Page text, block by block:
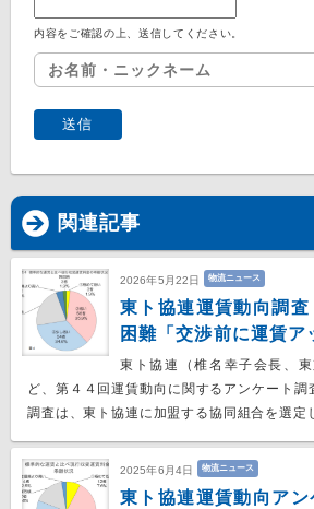
内容をご確認の上、送信してください。
関連記事
2026年5月22日 物流ニュース
東ト協連運賃動向調
困難「交渉前に運賃ア
東ト協連（椎名幸子会長、
ど、第４４回運賃動向に関するアンケート
調査は、東ト協連に加盟する協同組合を選
2025年6月4日 物流ニュース
東ト協連運賃動向ア